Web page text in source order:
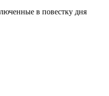
в повестку дня